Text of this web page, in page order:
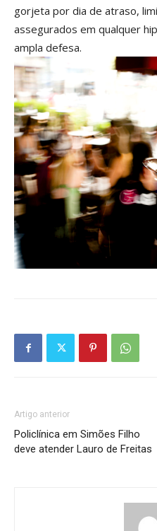
gorjeta por dia de atraso,
assegurados em qualquer
ampla defesa.
Artigo anterior
Policlínica em Simões Filho
deve atender Lauro de Freitas